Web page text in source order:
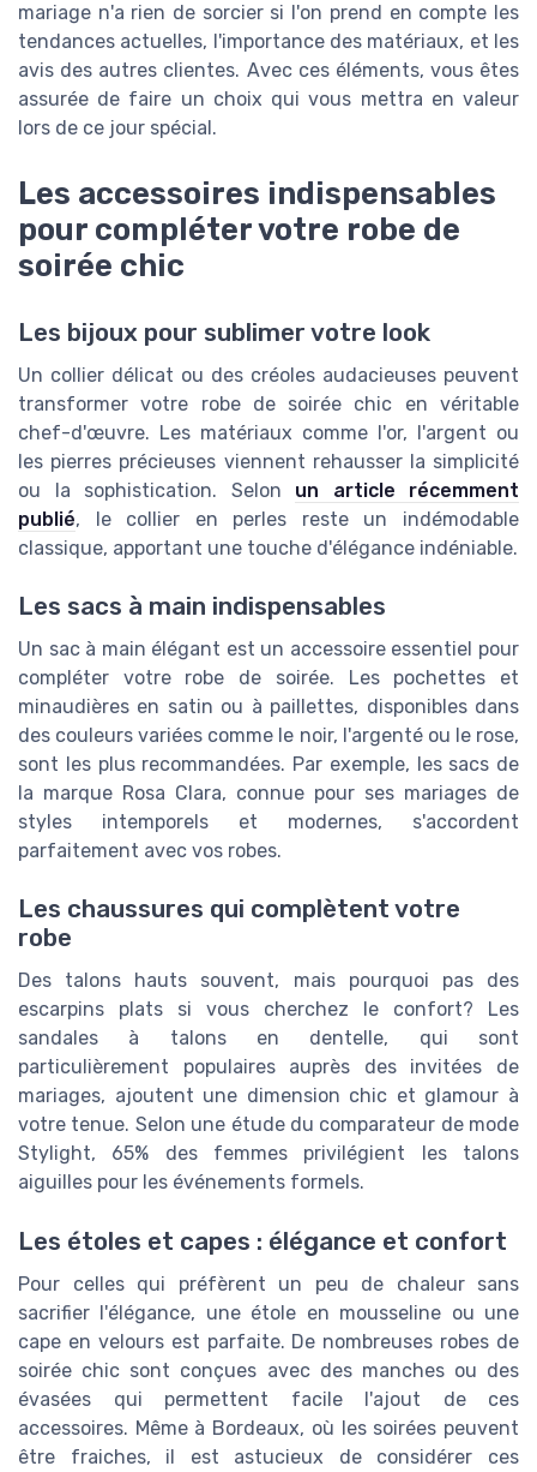
mariage n'a rien de sorcier si l'on prend en compte les
tendances actuelles, l'importance des matériaux, et les
avis des autres clientes. Avec ces éléments, vous êtes
assurée de faire un choix qui vous mettra en valeur
lors de ce jour spécial.
Les accessoires indispensables
pour compléter votre robe de
soirée chic
Les bijoux pour sublimer votre look
Un collier délicat ou des créoles audacieuses peuvent
transformer votre robe de soirée chic en véritable
chef-d'œuvre. Les matériaux comme l'or, l'argent ou
les pierres précieuses viennent rehausser la simplicité
ou la sophistication. Selon un article récemment
publié, le collier en perles reste un indémodable
classique, apportant une touche d'élégance indéniable.
Les sacs à main indispensables
Un sac à main élégant est un accessoire essentiel pour
compléter votre robe de soirée. Les pochettes et
minaudières en satin ou à paillettes, disponibles dans
des couleurs variées comme le noir, l'argenté ou le rose,
sont les plus recommandées. Par exemple, les sacs de
la marque Rosa Clara, connue pour ses mariages de
styles intemporels et modernes, s'accordent
parfaitement avec vos robes.
Les chaussures qui complètent votre
robe
Des talons hauts souvent, mais pourquoi pas des
escarpins plats si vous cherchez le confort? Les
sandales à talons en dentelle, qui sont
particulièrement populaires auprès des invitées de
mariages, ajoutent une dimension chic et glamour à
votre tenue. Selon une étude du comparateur de mode
Stylight, 65% des femmes privilégient les talons
aiguilles pour les événements formels.
Les étoles et capes : élégance et confort
Pour celles qui préfèrent un peu de chaleur sans
sacrifier l'élégance, une étole en mousseline ou une
cape en velours est parfaite. De nombreuses robes de
soirée chic sont conçues avec des manches ou des
évasées qui permettent facile l'ajout de ces
accessoires. Même à Bordeaux, où les soirées peuvent
être fraiches, il est astucieux de considérer ces